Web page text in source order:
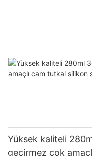
Sızdırmazlık
Yüksek kaliteli
geçirmez çok